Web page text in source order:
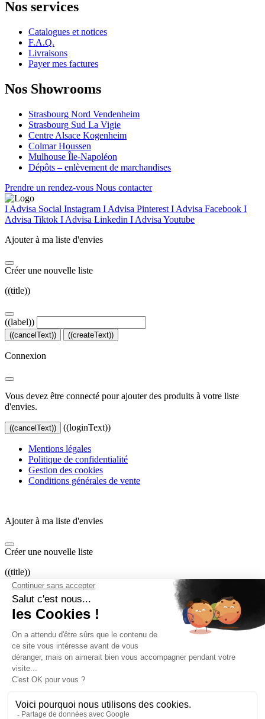
Nos services
Catalogues et notices
F.A.Q.
Livraisons
Payer mes factures
Nos Showrooms
Strasbourg Nord Vendenheim
Strasbourg Sud La Vigie
Centre Alsace Kogenheim
Colmar Houssen
Mulhouse Île-Napoléon
Dépôts – enlèvement de marchandises
Prendre un rendez-vous Nous contacter
I Advisa Social Instagram I Advisa Pinterest I Advisa Facebook I
Advisa Tiktok I Advisa Linkedin I Advisa Youtube
Ajouter à ma liste d'envies
Créer une nouvelle liste
((title))
((label))
((cancelText)) ((createText))
Connexion
Vous devez être connecté pour ajouter des produits à votre liste
d'envies.
((cancelText)) ((loginText))
Mentions légales
Politique de confidentialité
Gestion des cookies
Conditions générales de vente
Ajouter à ma liste d'envies
Créer une nouvelle liste
((title))
((label))
((cancelText)) ((createText))
Connexion
Vous devez être connecté pour ajouter des produits à votre liste
((cancelText))
((loginText))